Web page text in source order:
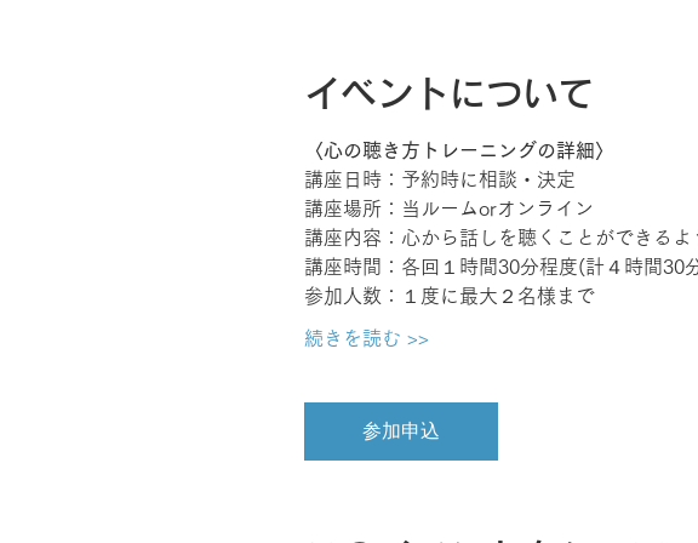
イベントについて
〈心の聴き方トレーニングの詳細〉
講座日時：予約時に相談・決定
講座場所：当ルームorオンライン
講座内容：心から話しを聴くことができる
講座時間：各回１時間30分程度(計４時間30
参加人数：１度に最大２名様まで
続きを読む >>
参加申込